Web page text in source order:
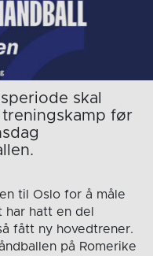
skal
før
til Oslo for å måle
hatt en del
fått ny hovedtrener.
på Romerike